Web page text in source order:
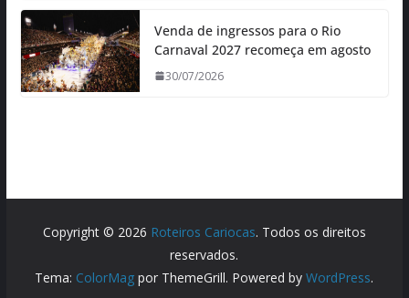
Venda de ingressos para o Rio
Carnaval 2027 recomeça em agosto
30/07/2026
Copyright © 2026 Roteiros Cariocas. Todos os direitos
reservados.
Tema: ColorMag por ThemeGrill. Powered byWordPress.